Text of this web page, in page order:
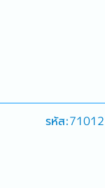
รหัส:71012